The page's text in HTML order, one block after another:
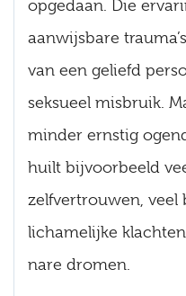
opgedaan. Die
aanwijsbare
van een geliefd
seksueel misbruik.
minder ernstig
huilt bijvoorbeeld
zelfvertrouwen, veel
lichamelijke
nare dromen.